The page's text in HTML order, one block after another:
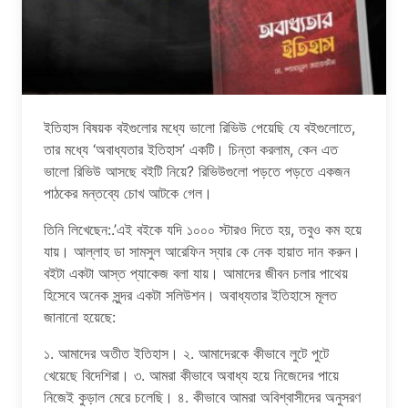
ইতিহাস বিষয়ক বইগুলোর মধ্যে ভালো রিভিউ পেয়েছি যে বইগুলোতে,
তার মধ্যে ‘অবাধ্যতার ইতিহাস’ একটি। চিন্তা করলাম, কেন এত
ভালো রিভিউ আসছে বইটি নিয়ে? রিভিউগুলো পড়তে পড়তে একজন
পাঠকের মন্তব্যে চোখ আটকে গেল।
তিনি লিখেছেন:.’এই বইকে যদি ১০০০ স্টারও দিতে হয়, তবুও কম হয়ে
যায়। আল্লাহ ডা সামসুল আরেফিন স্যার কে নেক হায়াত দান করুন।
বইটা একটা আস্ত প্যাকেজ বলা যায়। আমাদের জীবন চলার পাথেয়
হিসেবে অনেক সুন্দর একটা সলিউশন। অবাধ্যতার ইতিহাসে মূলত
জানানো হয়েছে:
১. আমাদের অতীত ইতিহাস। ২. আমাদেরকে কীভাবে লুটে পুটে
খেয়েছে বিদেশিরা। ৩. আমরা কীভাবে অবাধ্য হয়ে নিজেদের পায়ে
নিজেই কুড়াল মেরে চলেছি। ৪. কীভাবে আমরা অবিশ্বাসীদের অনুসরণ